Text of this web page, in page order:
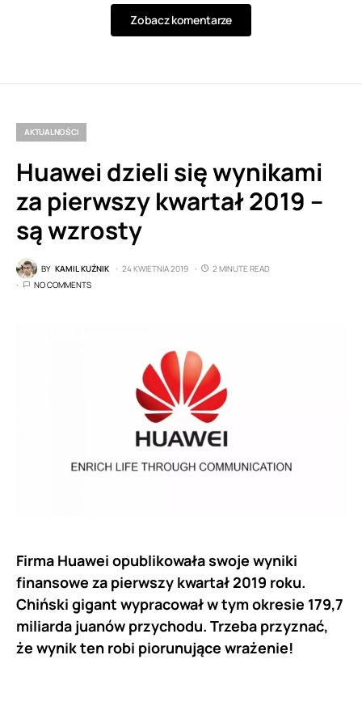
Zobacz komentarze
AKTUALNOŚCI
Huawei dzieli się wynikami
za pierwszy kwartał 2019 –
są wzrosty
BY KAMIL KUŹNIK 24 KWIETNIA 2019
2 MINUTE READ
NO COMMENTS
Firma Huawei opublikowała swoje wyniki
finansowe za pierwszy kwartał 2019 roku.
Chiński gigant wypracował w tym okresie 179,7
miliarda juanów przychodu. Trzeba przyznać,
że wynik ten robi piorunujące wrażenie!